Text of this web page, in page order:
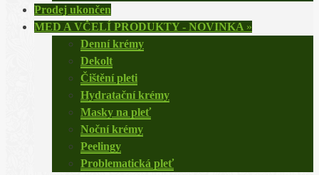
Prodej ukončen
MED A VČELÍ PRODUKTY - NOVINKA »
Denní krémy
Dekolt
Čištění pleti
Hydratační krémy
Masky na pleť
Noční krémy
Peelingy
Problematická pleť